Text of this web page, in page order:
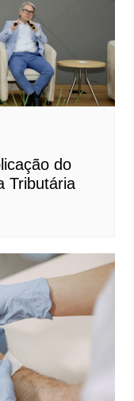
do
Tributária